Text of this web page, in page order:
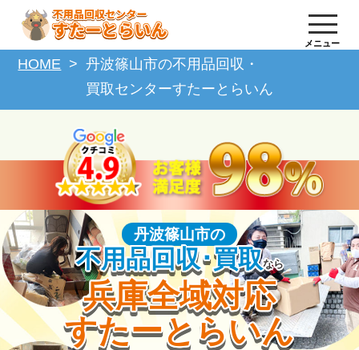
メニュー
HOME
丹波篠山市の不用品回収・
買取センターすたーとらいん
丹波篠山市の
不用品回収･買取なら
兵庫全域対応
すたーとらいん